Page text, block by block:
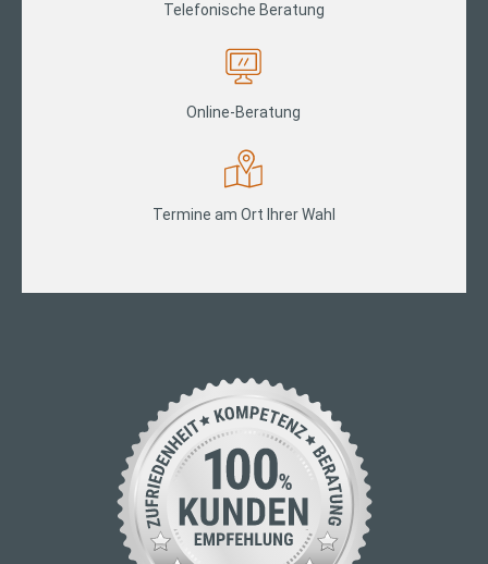
Telefonische Beratung
Online-Beratung
Termine am Ort Ihrer Wahl